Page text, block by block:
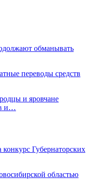
обманывать
переводы средств
и яровчане
и…
конкурс Губернаторских
областью